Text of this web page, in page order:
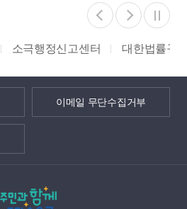
대한법률구조공단 쌀 밭 조건분리
이메일 무단수집거부